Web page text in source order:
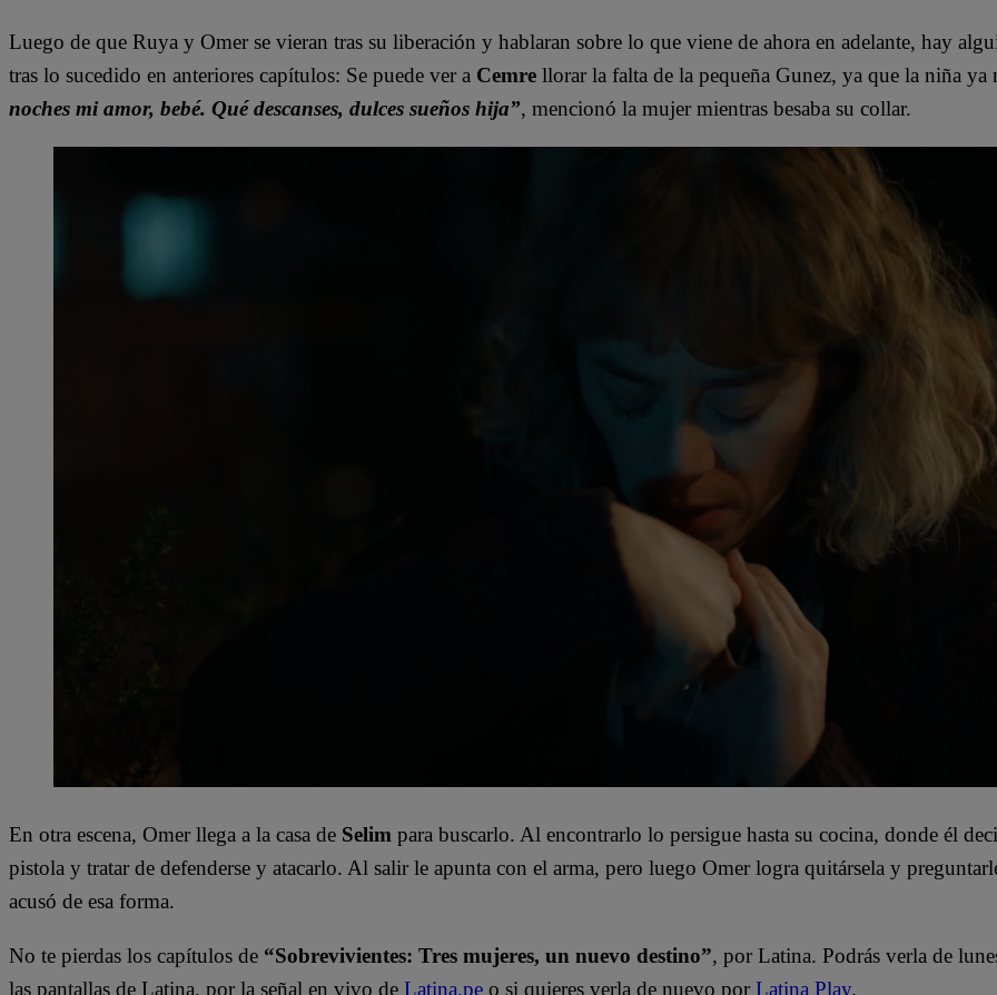
Luego de que Ruya y Omer se vieran tras su liberación y hablaran sobre lo que viene de ahora en adelante, hay
tras lo sucedido en anteriores capítulos: Se puede ver a Cemre llorar la falta de la pequeña Gunez, ya que la niña ya
noches mi amor, bebé. Qué descanses, dulces sueños hija”, mencionó la mujer mientras besaba su collar.
En otra escena, Omer llega a la casa de Selim para buscarlo. Al encontrarlo lo persigue hasta su cocina, donde él
pistola y tratar de defenderse y atacarlo. Al salir le apunta con el arma, pero luego Omer logra quitársela y
acusó de esa forma.
No te pierdas los capítulos de “Sobrevivientes: Tres mujeres, un nuevo destino”, por Latina. Podrás verla de
las pantallas de Latina, por la señal en vivo de Latina.pe o si quieres verla de nuevo por Latina Play.